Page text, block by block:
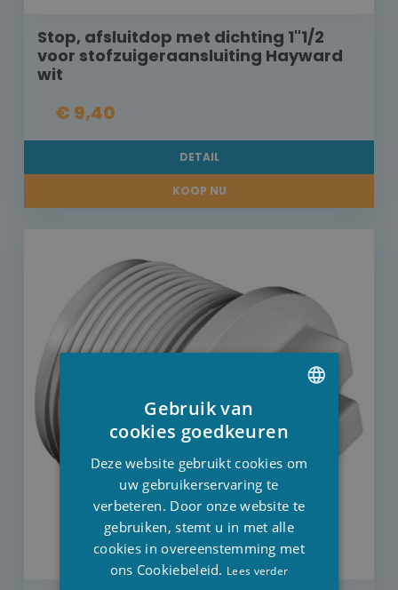
Stop, afsluitdop met dichting 1"1/2
voor stofzuigeraansluiting Hayward
wit
€ 9,40
DETAIL
KOOP NU
ENGLISH
Gebruik van
cookies goedkeuren
Deze website gebruikt cookies om
uw gebruikerservaring te
verbeteren. Door onze website te
gebruiken, stemt u in met alle
cookies in overeenstemming met
ons Cookiebeleid. Lees verder